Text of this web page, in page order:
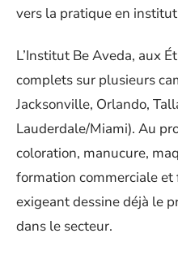
vers la pratique en
L’Institut Be Aveda, aux
complets sur plusieurs
Jacksonville, Orlando,
Lauderdale/Miami). Au
coloration, manucure,
formation commerciale et
exigeant dessine déjà le
dans le secteur.